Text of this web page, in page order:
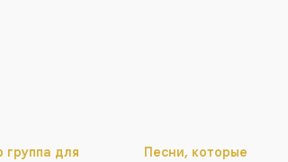
группа для
Песни, которые